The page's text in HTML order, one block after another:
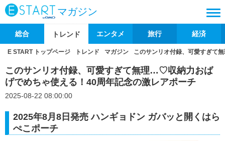
マガジン
総合 トレンド エンタメ 旅行 経済
E START トップページ トレンド マガジン このサンリオ付録、可愛すぎて
このサンリオ付録、可愛すぎて無理…♡収納力おば
げでめちゃ使える！40周年記念の激レアポーチ
2025-08-22 08:00:00
2025年8月8日発売 ハンギョドン ガバッと開くはら
ぺこポーチ